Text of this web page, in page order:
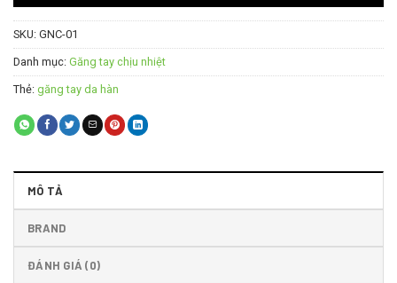
SKU: GNC-01
Danh mục: Găng tay chịu nhiệt
Thẻ: găng tay da hàn
MÔ TẢ
BRAND
ĐÁNH GIÁ (0)